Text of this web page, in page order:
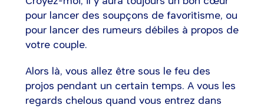
pour lancer des soupçons de favoritisme, ou
pour lancer des rumeurs débiles à propos de
votre couple.
Alors là, vous allez être sous le feu des
projos pendant un certain temps. A vous les
regards chelous quand vous entrez dans